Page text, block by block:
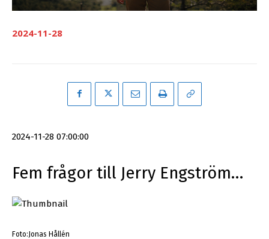
2024-11-28
2024-11-28 07:00:00
Fem frågor till Jerry Engström…
Foto:Jonas Hållén